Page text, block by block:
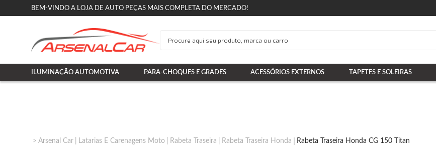
BEM-VINDO A LOJA DE AUTO PEÇAS MAIS COMPLETA DO MERCADO!
ILUMINAÇÃO AUTOMOTIVA PARA-CHOQUES E GRADES ACESSÓRIOS EXTERNOS TAPETES E SOLEIRAS
Arsenal Car Latarias E Carenagens Moto Rabeta Traseira Rabeta Traseira Honda Rabeta Traseira Honda CG 150 Titan